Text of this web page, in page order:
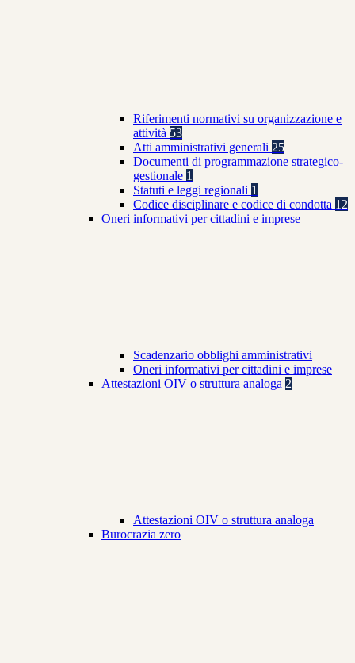
Riferimenti normativi su organizzazione e
attività 53
Atti amministrativi generali 25
Documenti di programmazione strategico-
gestionale 1
Statuti e leggi regionali 1
Codice disciplinare e codice di condotta 12
Oneri informativi per cittadini e imprese
Scadenzario obblighi amministrativi
Oneri informativi per cittadini e imprese
Attestazioni OIV o struttura analoga 2
Attestazioni OIV o struttura analoga
Burocrazia zero